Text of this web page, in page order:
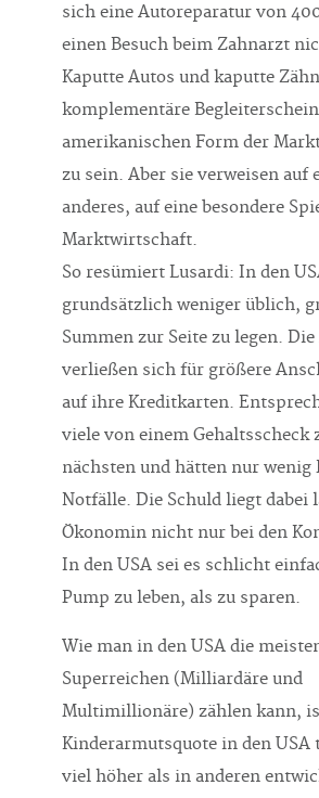
sich eine Autoreparatur von
einen Besuch beim Zahnarzt
Kaputte Autos und kaputte
komplementäre
amerikanischen Form der
zu sein. Aber sie verweisen auf
anderes, auf eine besondere
Marktwirtschaft.
So resümiert Lusardi: In den
grundsätzlich weniger üblich,
Summen zur Seite zu legen.
verließen sich für größere
auf ihre Kreditkarten.
viele von einem Gehaltsscheck
nächsten und hätten nur wenig
Notfälle. Die Schuld liegt dabei
Ökonomin nicht nur bei den
In den USA sei es schlicht
Pump zu leben, als zu sparen.
Wie man in den USA die
Superreichen (Milliardäre und
Multimillionäre) zählen kann,
Kinderarmutsquote in den USA
viel höher als in anderen